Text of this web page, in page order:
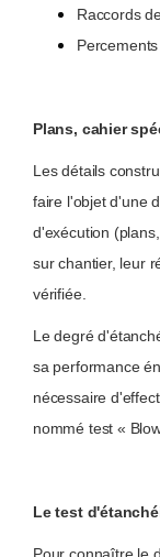
Raccords
Plans, cahier
Les détails
faire l'objet d'une
d'exécution
sur chantier, leur
vérifiée.
Le degré
sa performance
nécessaire
nommé test «
Le test